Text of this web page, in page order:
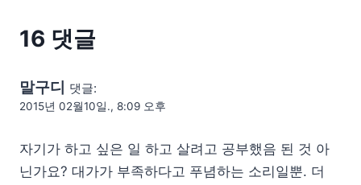
16 댓글
말구디 댓글:
2015년 02월10일., 8:09 오후
자기가 하고 싶은 일 하고 살려고 공부했음 된 것 아
닌가요? 대가가 부족하다고 푸념하는 소리일뿐. 더